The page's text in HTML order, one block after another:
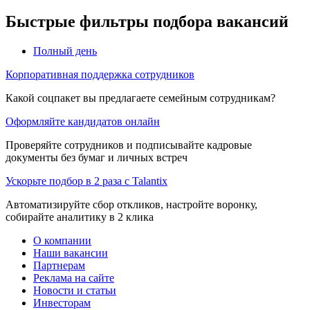
Быстрые фильтры подбора вакансий
Полный день
Корпоративная поддержка сотрудников
Какой соцпакет вы предлагаете семейным сотрудникам?
Оформляйте кандидатов онлайн
Проверяйте сотрудников и подписывайте кадровые
документы без бумаг и личных встреч
Ускорьте подбор в 2 раза с Talantix
Автоматизируйте сбор откликов, настройте воронку,
собирайте аналитику в 2 клика
О компании
Наши вакансии
Партнерам
Реклама на сайте
Новости и статьи
Инвесторам